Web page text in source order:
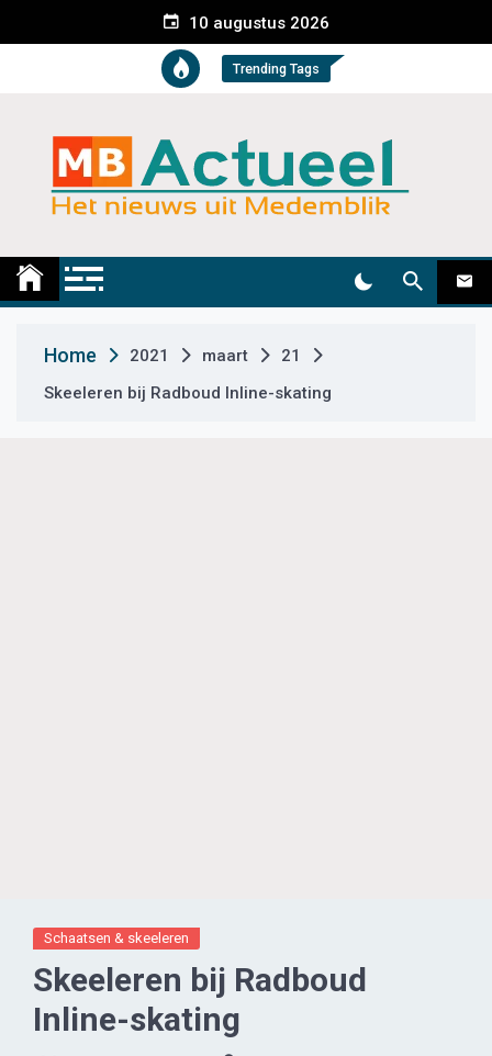
e
t
10 augustus 2026
Trending Tags
Medemblik Actueel
Home 2021 maart
21
Skeeleren bij Radboud Inline-skating
Schaatsen & skeeleren
Skeeleren bij Radboud
Inline-skating